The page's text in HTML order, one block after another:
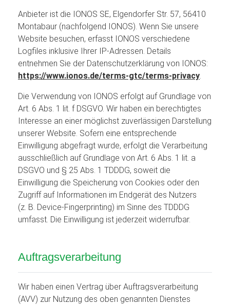
Anbieter ist die IONOS SE, Elgendorfer Str. 57, 56410
Montabaur (nachfolgend IONOS). Wenn Sie unsere
Website besuchen, erfasst IONOS verschiedene
Logfiles inklusive Ihrer IP-Adressen. Details
entnehmen Sie der Datenschutzerklärung von IONOS:
https://www.ionos.de/terms-gtc/terms-privacy.
Die Verwendung von IONOS erfolgt auf Grundlage von
Art. 6 Abs. 1 lit. f DSGVO. Wir haben ein berechtigtes
Interesse an einer möglichst zuverlässigen Darstellung
unserer Website. Sofern eine entsprechende
Einwilligung abgefragt wurde, erfolgt die Verarbeitung
ausschließlich auf Grundlage von Art. 6 Abs. 1 lit. a
DSGVO und § 25 Abs. 1 TDDDG, soweit die
Einwilligung die Speicherung von Cookies oder den
Zugriff auf Informationen im Endgerät des Nutzers
(z. B. Device-Fingerprinting) im Sinne des TDDDG
umfasst. Die Einwilligung ist jederzeit widerrufbar.
Auftragsverarbeitung
Wir haben einen Vertrag über Auftragsverarbeitung
(AVV) zur Nutzung des oben genannten Dienstes